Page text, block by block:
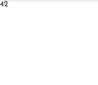
42